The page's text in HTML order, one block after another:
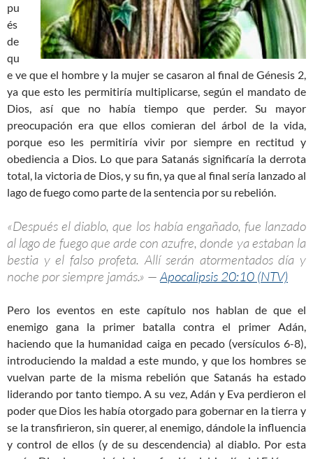
pu
és
de
qu
e ve que el hombre y la mujer se casaron al final de Génesis 2,
ya que esto les permitiría multiplicarse, según el mandato de
Dios, así que no había tiempo que perder. Su mayor
preocupación era que ellos comieran del árbol de la vida,
porque eso les permitiría vivir por siempre en rectitud y
obediencia a Dios. Lo que para Satanás significaría la derrota
total, la victoria de Dios, y su fin, ya que al final sería lanzado al
lago de fuego como parte de la sentencia por su rebelión.
«Después el diablo, que los había engañado, fue lanzado
al lago de fuego que arde con azufre, donde ya estaban la
bestia y el falso profeta. Allí serán atormentados día y
noche por siempre jamás.» —Apocalipsis 20:10 (NTV)
Pero los eventos en este capítulo nos hablan de que el
enemigo gana la primer batalla contra el primer Adán,
haciendo que la humanidad caiga en pecado (versículos 6-8),
introduciendo la maldad a este mundo, y que los hombres se
vuelvan parte de la misma rebelión que Satanás ha estado
liderando por tanto tiempo. A su vez, Adán y Eva perdieron el
poder que Dios les había otorgado para gobernar en la tierra y
se la transfirieron, sin querer, al enemigo, dándole la influencia
y control de ellos (y de su descendencia) al diablo. Por esta